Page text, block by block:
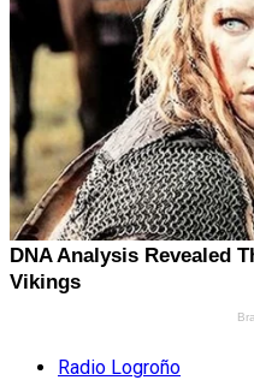
Radio Logroño